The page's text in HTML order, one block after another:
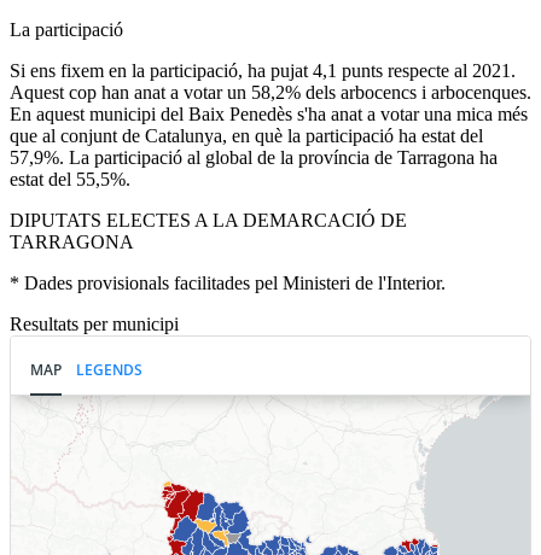
La participació
Si ens fixem en la participació, ha pujat 4,1 punts respecte al 2021.
Aquest cop han anat a votar un 58,2% dels arbocencs i arbocenques.
En aquest municipi del Baix Penedès s'ha anat a votar una mica més
que al conjunt de Catalunya, en què la participació ha estat del
57,9%. La participació al global de la província de Tarragona ha
estat del 55,5%.
DIPUTATS ELECTES A LA DEMARCACIÓ DE
TARRAGONA
* Dades provisionals facilitades pel Ministeri de l'Interior.
Resultats per municipi